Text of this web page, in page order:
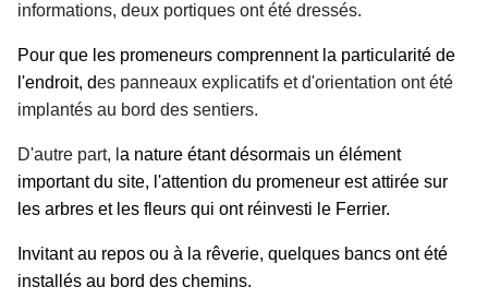
informations, deux portiques ont été dressés.
Pour que les promeneurs comprennent la particularité de
l'endroit, des panneaux explicatifs et d'orientation ont été
implantés au bord des sentiers.
D'autre part, l a nature étant désormais un élément
important du site, l'attention du promeneur est attirée sur
les arbres et les fleurs qui ont réinvesti le Ferrier.
Invitant au repos ou à la rêverie, quelques bancs ont été
installés au bord des chemins.